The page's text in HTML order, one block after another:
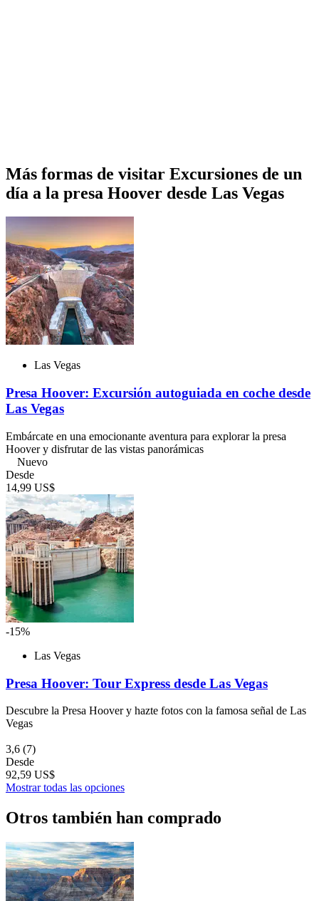
Más formas de visitar Excursiones de un
día a la presa Hoover desde Las Vegas
Las Vegas
Presa Hoover: Excursión autoguiada en coche desde
Las Vegas
Embárcate en una emocionante aventura para explorar la presa
Hoover y disfrutar de las vistas panorámicas
Nuevo
Desde
14,99 US$
-15%
Las Vegas
Presa Hoover: Tour Express desde Las Vegas
Descubre la Presa Hoover y hazte fotos con la famosa señal de Las
Vegas
3,6 (7)
Desde
92,59 US$
Mostrar todas las opciones
Otros también han comprado